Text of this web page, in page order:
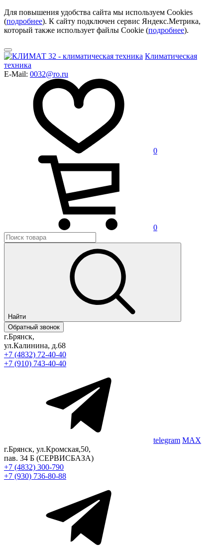
Для повышения удобства сайта мы используем Cookies
(подробнее). К сайту подключен сервис Яндекс.Метрика,
который также использует файлы Cookie (подробнее).
Климатическая
техника
E-Mail: 0032@ro.ru
0
0
Найти
Обратный звонок
г.Брянск,
ул.Калинина, д.68
+7 (4832) 72-40-40
+7 (910) 743-40-40
telegram MAX
г.Брянск, ул.Кромская,50,
пав. 34 Б (СЕРВИСБАЗА)
+7 (4832) 300-790
+7 (930) 736-80-88